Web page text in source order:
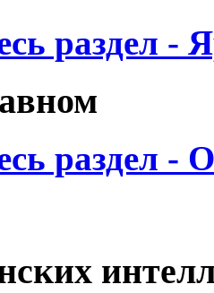
раздел -
раздел -